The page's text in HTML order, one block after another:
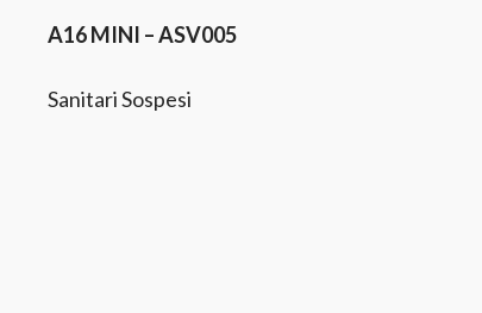
A16 MINI – ASV005
Sanitari Sospesi